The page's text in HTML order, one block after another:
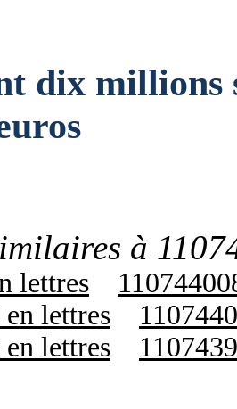
millions
à
lettres
lettres
lettres